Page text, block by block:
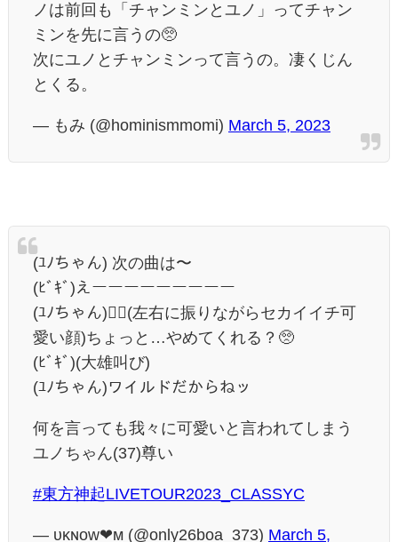
ノは前回も「チャンミンとユノ」ってチャン
ミンを先に言うの🥺
次にユノとチャンミンって言うの。凄くじん
とくる。
— もみ (@hominismmomi) March 5, 2023
(ﾕﾉちゃん) 次の曲は〜
(ﾋﾞｷﾞ)えーーーーーーーーー
(ﾕﾉちゃん)☝🏻(左右に振りながらセカイイチ可
愛い顔)ちょっと…やめてくれる？🥺
(ﾋﾞｷﾞ)(大雄叫び)
(ﾕﾉちゃん)ワイルドだからねッ
何を言っても我々に可愛いと言われてしまう
ユノちゃん(37)尊い
#東方神起LIVETOUR2023_CLASSYC
— ᴜᴋɴᴏᴡ❤︎ᴍ (@only26boa_373) March 5,